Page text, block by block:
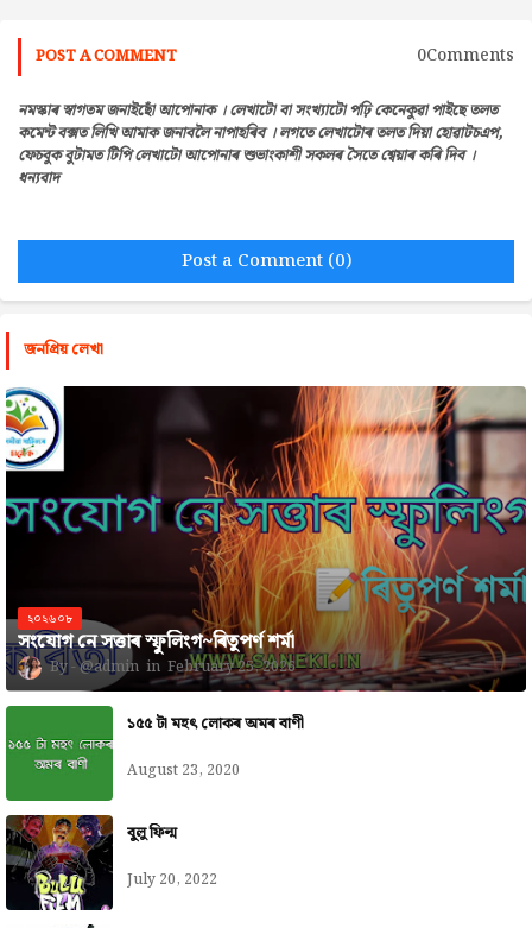
POST A COMMENT 0Comments
নমস্কাৰ স্বাগতম জনাইছোঁ আপোনাক । লেখাটো বা সংখ্যাটো পঢ়ি কেনেকুৱা পাইছে তলত
কমেন্ট বক্সত লিখি আমাক জনাবলৈ নাপাহৰিব । লগতে লেখাটোৰ তলত দিয়া হোৱাটচএপ,
ফেচবুক বুটামত টিপি লেখাটো আপোনাৰ শুভাংকাশী সকলৰ সৈতে শ্বেয়াৰ কৰি দিব ।
ধন্যবাদ
Post a Comment (0)
জনপ্রিয় লেখা
২০২৬০৮
সংযোগ নে সত্তাৰ স্ফুলিংগ~ৰিতুপৰ্ণ শৰ্মা
@admin February 25, 2026
১৫৫ টা মহৎ লোকৰ অমৰ বাণী
August 23, 2020
বুলু ফিল্ম
July 20, 2022